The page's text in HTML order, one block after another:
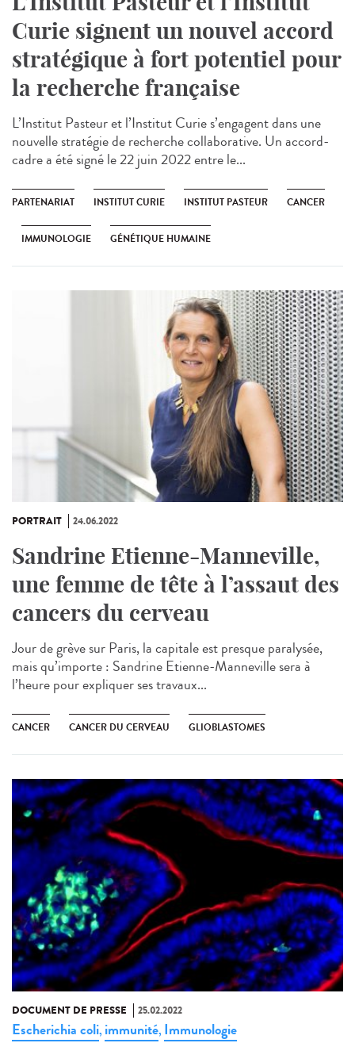
Curie signent un nouvel accord
stratégique à fort potentiel pour
la recherche française
L’Institut Pasteur et l’Institut Curie s’engagent dans une
nouvelle stratégie de recherche collaborative. Un accord-
cadre a été signé le 22 juin 2022 entre le...
PARTENARIAT INSTITUT CURIE INSTITUT PASTEUR CANCER
IMMUNOLOGIE GÉNÉTIQUE HUMAINE
PORTRAIT 24.06.2022
Sandrine Etienne-Manneville,
une femme de tête à l’assaut des
cancers du cerveau
Jour de grève sur Paris, la capitale est presque paralysée,
mais qu’importe : Sandrine Etienne-Manneville sera à
l’heure pour expliquer ses travaux...
CANCER CANCER DU CERVEAU GLIOBLASTOMES
DOCUMENT DE PRESSE 25.02.2022
Escherichia coli, immunité, Immunologie